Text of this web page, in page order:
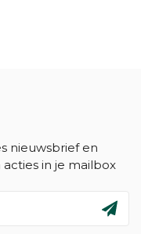
nieuwsbrief en
in je mailbox